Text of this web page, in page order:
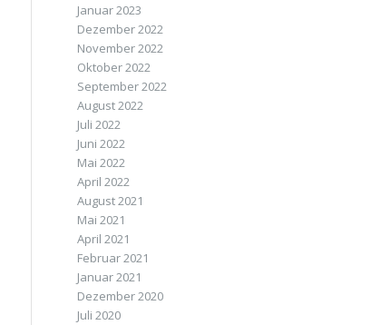
Januar 2023
Dezember 2022
November 2022
Oktober 2022
September 2022
August 2022
Juli 2022
Juni 2022
Mai 2022
April 2022
August 2021
Mai 2021
April 2021
Februar 2021
Januar 2021
Dezember 2020
Juli 2020